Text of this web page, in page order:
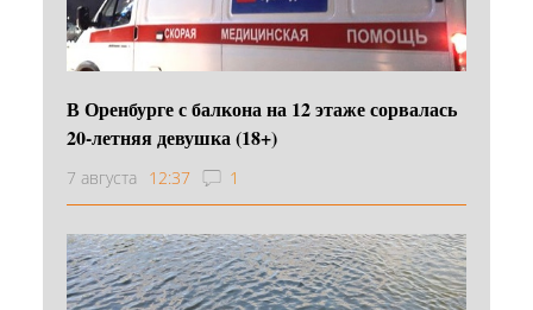
В Оренбурге с балкона на 12 этаже сорвалась
20-летняя девушка (18+)
7 августа 12:37 1